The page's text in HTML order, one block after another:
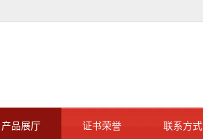
产品展厅 证书荣誉 联系方式